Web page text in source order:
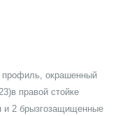
окрашенный
правой стойке
и 2 брызгозащищенные